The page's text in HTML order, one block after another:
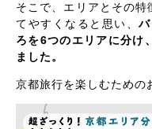
そこで、エリアとその
てやすくなると思い、
ろを6つのエリアに分け
ました。
京都旅行を楽しむための